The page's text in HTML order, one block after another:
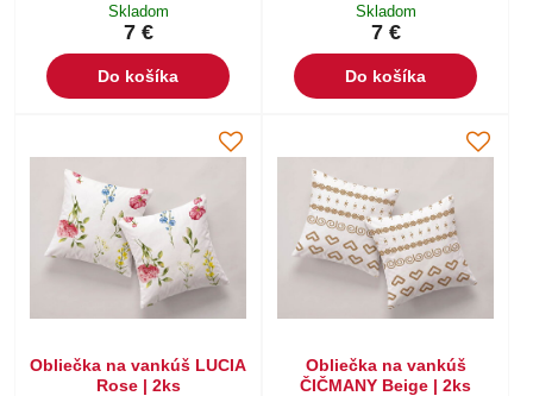
Skladom
7 €
Do košíka
Skladom
7 €
Do košíka
Obliečka na vankúš LUCIA
Rose | 2ks
Obliečka na vankúš
ČIČMANY Beige | 2ks